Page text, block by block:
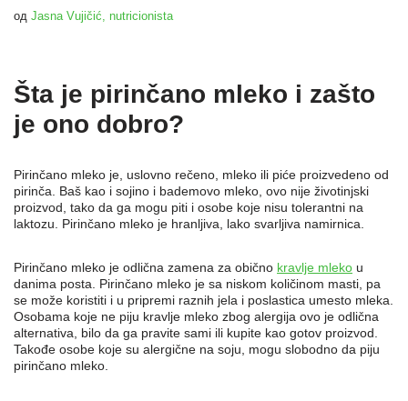
од Jasna Vujičić, nutricionista
Šta je pirinčano mleko i zašto
je ono dobro?
Pirinčano mleko je, uslovno rečeno, mleko ili piće proizvedeno od
pirinča. Baš kao i sojino i bademovo mleko, ovo nije životinjski
proizvod, tako da ga mogu piti i osobe koje nisu tolerantni na
laktozu. Pirinčano mleko je hranljiva, lako svarljiva namirnica.
Pirinčano mleko je odlična zamena za obično kravlje mleko u
danima posta. Pirinčano mleko je sa niskom količinom masti, pa
se može koristiti i u pripremi raznih jela i poslastica umesto mleka.
Osobama koje ne piju kravlje mleko zbog alergija ovo je odlična
alternativa, bilo da ga pravite sami ili kupite kao gotov proizvod.
Takođe osobe koje su alergične na soju, mogu slobodno da piju
pirinčano mleko.